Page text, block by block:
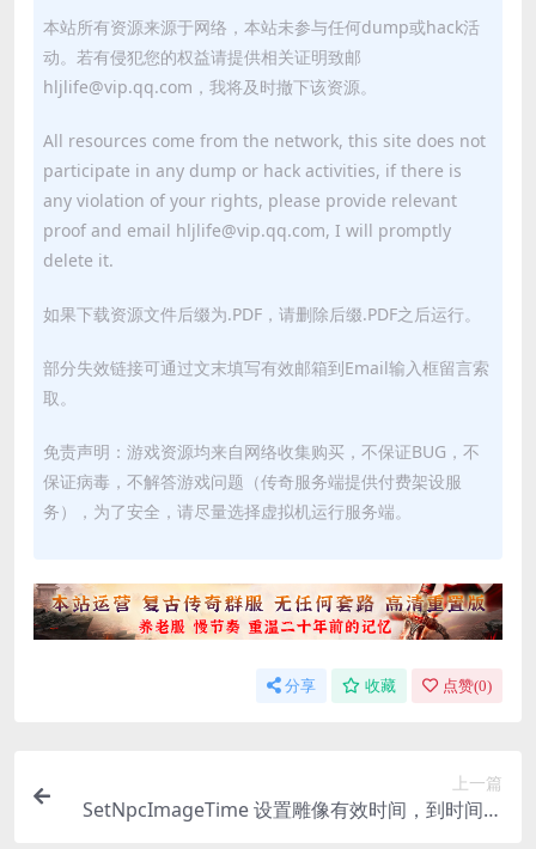
本站所有资源来源于网络，本站未参与任何dump或hack活
动。若有侵犯您的权益请提供相关证明致邮
hljlife@vip.qq.com，我将及时撤下该资源。
All resources come from the network, this site does not
participate in any dump or hack activities, if there is
any violation of your rights, please provide relevant
proof and email hljlife@vip.qq.com, I will promptly
delete it.
如果下载资源文件后缀为.PDF，请删除后缀.PDF之后运行。
部分失效链接可通过文末填写有效邮箱到Email输入框留言索
取。
免责声明：游戏资源均来自网络收集购买，不保证BUG，不
保证病毒，不解答游戏问题（传奇服务端提供付费架设服
务），为了安全，请尽量选择虚拟机运行服务端。
分享 收藏 点赞(0)
上一篇
SetNpcImageTime 设置雕像有效时间，到时间后